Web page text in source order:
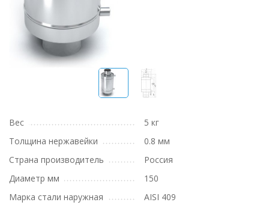
Вес
5 кг
Толщина нержавейки
0.8 мм
Страна производитель
Россия
Диаметр мм
150
Марка стали наружная
AISI 409